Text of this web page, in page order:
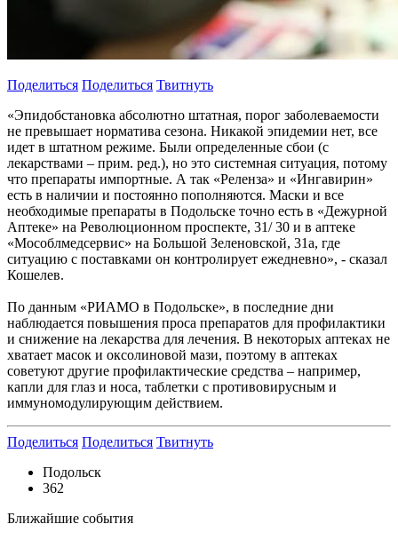
Поделиться Поделиться Твитнуть
«Эпидобстановка абсолютно штатная, порог заболеваемости
не превышает норматива сезона. Никакой эпидемии нет, все
идет в штатном режиме. Были определенные сбои (с
лекарствами – прим. ред.), но это системная ситуация, потому
что препараты импортные. А так «Реленза» и «Ингавирин»
есть в наличии и постоянно пополняются. Маски и все
необходимые препараты в Подольске точно есть в «Дежурной
Аптеке» на Революционном проспекте, 31/ 30 и в аптеке
«Мособлмедсервис» на Большой Зеленовской, 31а, где
ситуацию с поставками он контролирует ежедневно», - сказал
Кошелев.
По данным «РИАМО в Подольске», в последние дни
наблюдается повышения проса препаратов для профилактики
и снижение на лекарства для лечения. В некоторых аптеках не
хватает масок и оксолиновой мази, поэтому в аптеках
советуют другие профилактические средства – например,
капли для глаз и носа, таблетки с противовирусным и
иммуномодулирующим действием.
Поделиться Поделиться Твитнуть
Подольск
362
Ближайшие события